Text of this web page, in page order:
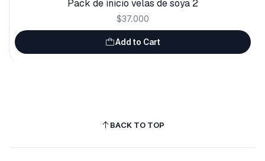
Pack de inicio velas de soya 2
$37.000
Add to Cart
BACK TO TOP